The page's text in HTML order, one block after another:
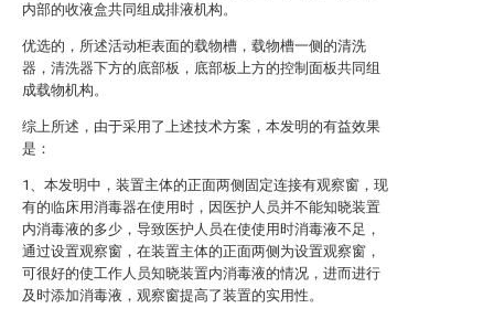
内部的收液盒共同组成排液机构。
优选的，所述活动柜表面的载物槽，载物槽一侧的清洗
器，清洗器下方的底部板，底部板上方的控制面板共同组
成载物机构。
综上所述，由于采用了上述技术方案，本发明的有益效果
是：
1、本发明中，装置主体的正面两侧固定连接有观察窗，现
有的临床用消毒器在使用时，因医护人员并不能知晓装置
内消毒液的多少，导致医护人员在使使用时消毒液不足，
通过设置观察窗，在装置主体的正面两侧为设置观察窗，
可很好的使工作人员知晓装置内消毒液的情况，进而进行
及时添加消毒液，观察窗提高了装置的实用性。